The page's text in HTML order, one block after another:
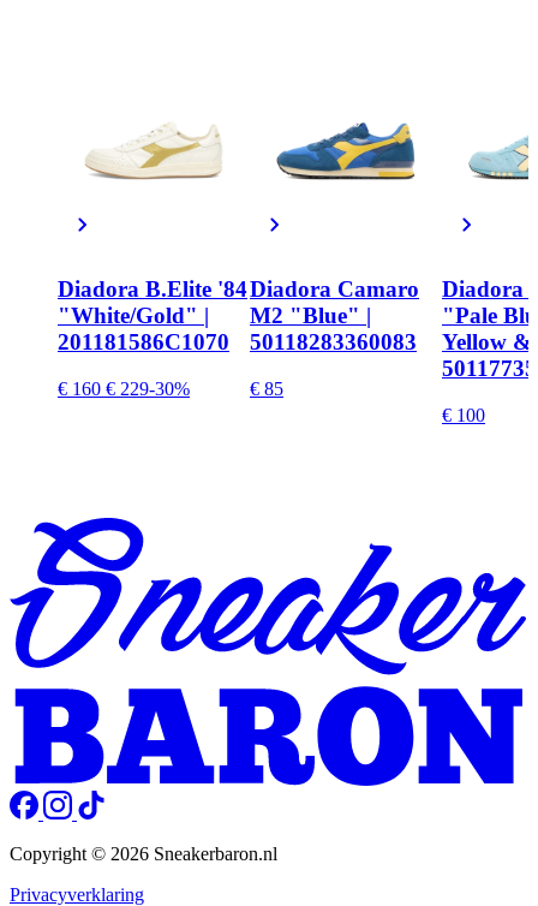
Diadora B.Elite '84
"White/Gold" |
201181586C1070
€ 160 € 229-30%
Diadora Camaro
M2 "Blue" |
50118283360083
€ 85
Diadora
"Pale
Yellow
€ 100
Copyright © 2026 Sneakerbaron.nl
Privacyverklaring